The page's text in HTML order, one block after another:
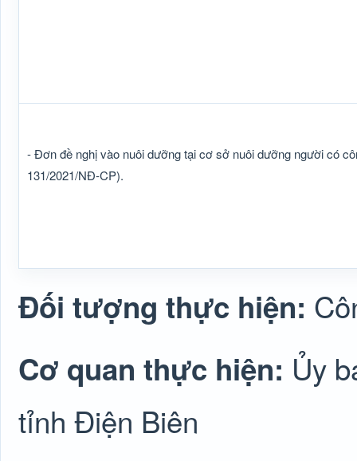
- Đơn đề nghị vào nuôi dưỡng tại cơ sở nuôi dưỡng người có
131/2021/NĐ-CP).
Đối tượng thực hiện:
Cơ quan thực hiện: Ủy
tỉnh Điện Biên